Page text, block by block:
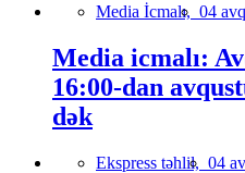
Media İcmalı, 04
Media icmalı:
16:00-dan
dək
Ekspress təhlil, 04